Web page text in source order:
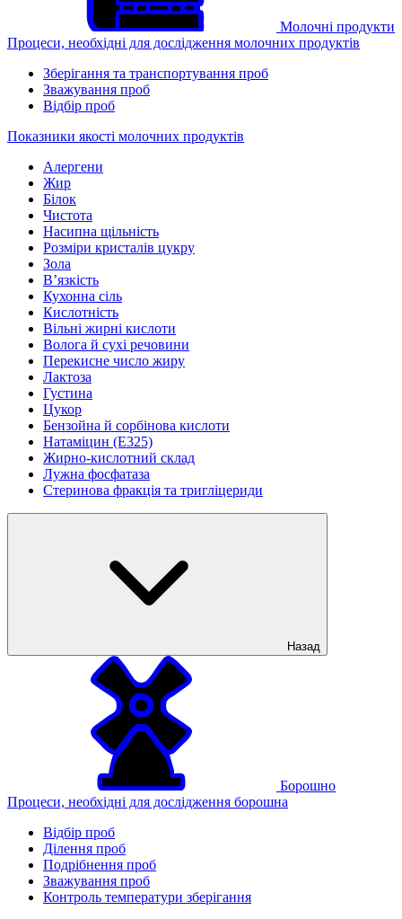
Молочні продукти
Процеси, необхідні для дослідження молочних продуктів
Зберігання та транспортування проб
Зважування проб
Відбір проб
Показники якості молочних продуктів
Алергени
Жир
Білок
Чистота
Насипна щільність
Розміри кристалів цукру
Зола
В’язкість
Кухонна сіль
Кислотність
Вільні жирні кислоти
Волога й сухі речовини
Перекисне число жиру
Лактоза
Густина
Цукор
Бензойна й сорбінова кислоти
Натаміцин (Е325)
Жирно-кислотний склад
Лужна фосфатаза
Стеринова фракція та тригліцериди
Назад
Борошно
Процеси, необхідні для дослідження борошна
Відбір проб
Ділення проб
Подрібнення проб
Зважування проб
Контроль температури зберігання